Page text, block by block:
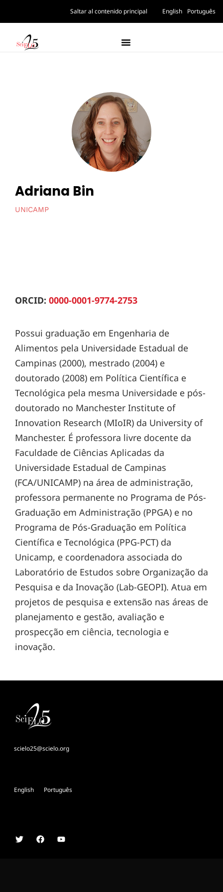
Saltar al contenido principal English Português
Adriana Bin
UNICAMP
ORCID: 0000-0001-9774-2753
Possui graduação em Engenharia de
Alimentos pela Universidade Estadual de
Campinas (2000), mestrado (2004) e
doutorado (2008) em Política Científica e
Tecnológica pela mesma Universidade e pós-
doutorado no Manchester Institute of
Innovation Research (MIoIR) da University of
Manchester. É professora livre docente da
Faculdade de Ciências Aplicadas da
Universidade Estadual de Campinas
(FCA/UNICAMP) na área de administração,
professora permanente no Programa de Pós-
Graduação em Administração (PPGA) e no
Programa de Pós-Graduação em Política
Científica e Tecnológica (PPG-PCT) da
Unicamp, e coordenadora associada do
Laboratório de Estudos sobre Organização da
Pesquisa e da Inovação (Lab-GEOPI). Atua em
projetos de pesquisa e extensão nas áreas de
planejamento e gestão, avaliação e
prospecção em ciência, tecnologia e
inovação.
scielo25@scielo.org
English Português